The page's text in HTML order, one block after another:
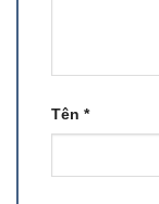
Tên *